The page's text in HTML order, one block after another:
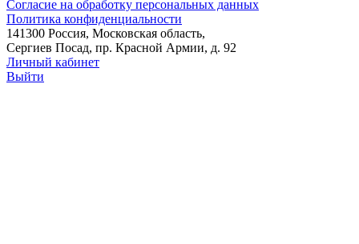
Согласие на обработку персональных данных
Политика конфиденциальности
141300 Россия, Московская область,
Сергиев Посад, пр. Красной Армии, д. 92
Личный кабинет
Выйти